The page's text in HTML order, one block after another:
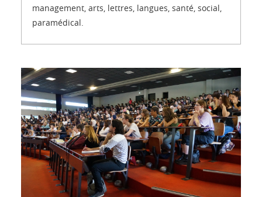
management, arts, lettres, langues, santé, social,
paramédical.